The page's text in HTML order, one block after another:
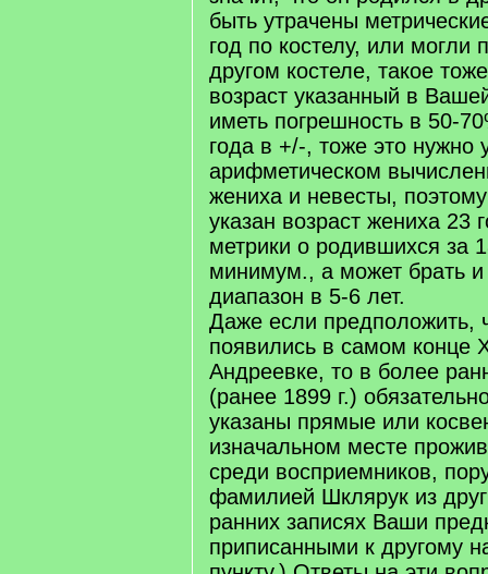
быть утрачены
год по костелу, или могли
другом костеле, такое
возраст указанный в
иметь погрешность в 50-
года в +/-, тоже это нужно
арифметическом
жениха и невесты,
указан возраст жениха 23
метрики о родившихся за
минимум., а может брать
диапазон в 5-6 лет.
Даже если предположить,
появились в самом конце
Андреевке, то в более
(ранее 1899 г.)
указаны прямые или
изначальном месте
среди восприемников,
фамилией Шклярук из
ранних записях Ваши
приписанными к другому